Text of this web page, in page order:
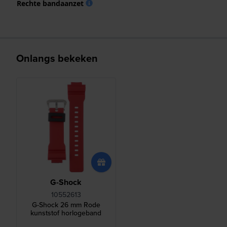
Rechte bandaanzet
Onlangs bekeken
G-Shock
10552613
G-Shock 26 mm Rode
kunststof horlogeband